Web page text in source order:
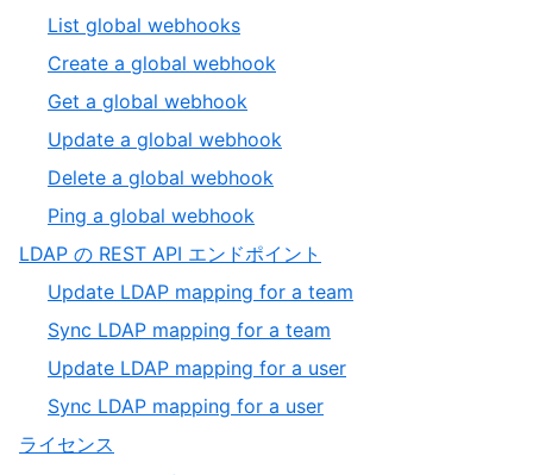
List global webhooks
Create a global webhook
Get a global webhook
Update a global webhook
Delete a global webhook
Ping a global webhook
LDAP の REST API エンドポイント
Update LDAP mapping for a team
Sync LDAP mapping for a team
Update LDAP mapping for a user
Sync LDAP mapping for a user
ライセンス